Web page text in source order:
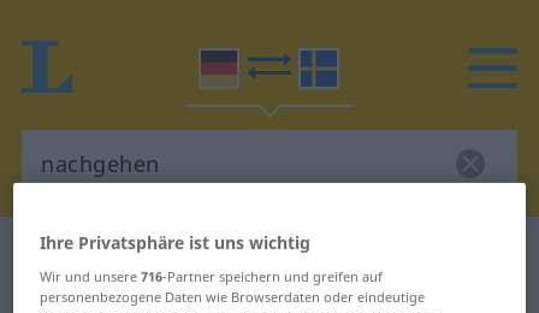
Deutsch-Schwedisch Wörterbuch
Deutsch-Schwedisch Übersetzung
Ihre Privatsphäre ist uns wichtig
Wir und unsere716-Partner speichern und greifen auf
personenbezogene Daten wie Browserdaten oder eindeutige